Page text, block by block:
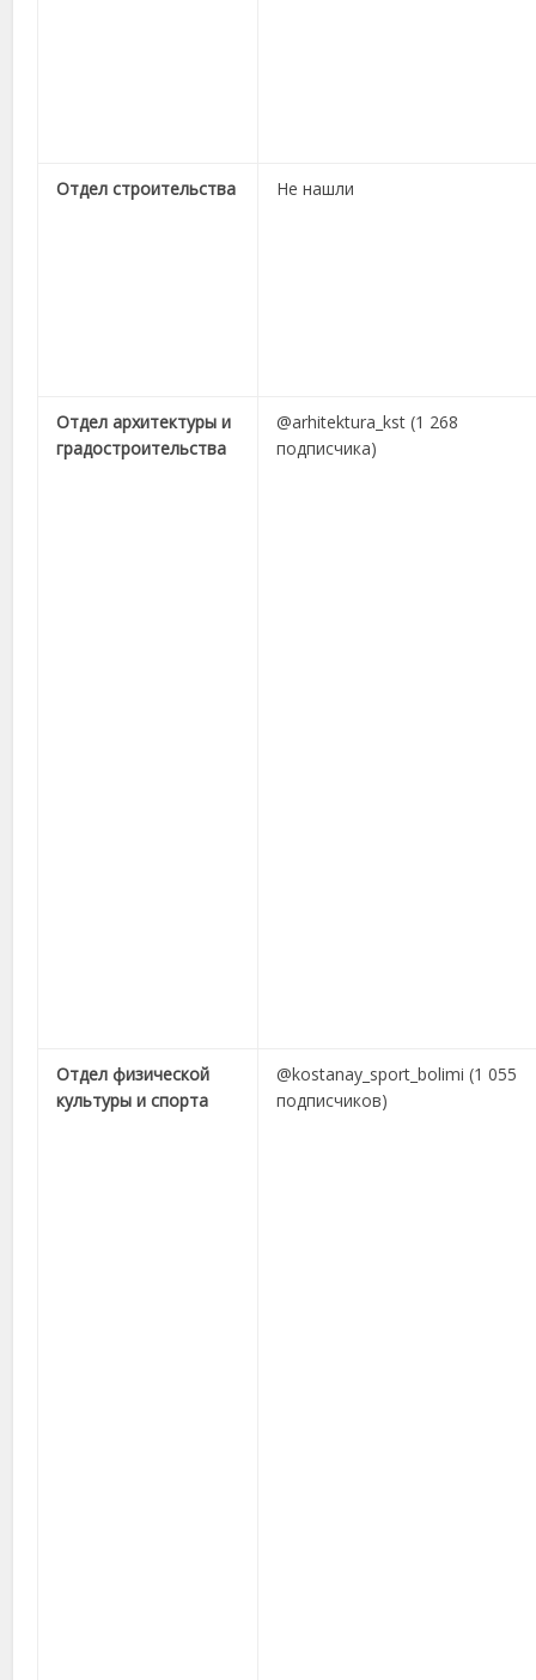
Отдел строительства Не нашли
Отдел архитектуры и
градостроительства
@arhitektura_kst (1 268
подписчика)
Отдел физической
культуры и спорта
@kostanay_sport_bolimi (1 055
подписчиков)